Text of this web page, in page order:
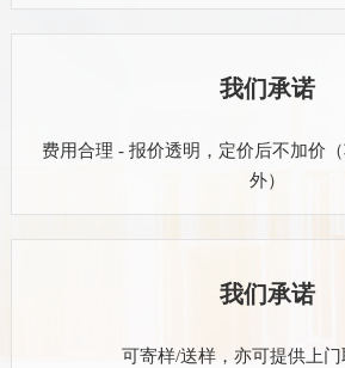
我们承诺
费用合理 - 报价透明，定价后不加价
外）
我们承诺
可寄样/送样，亦可提供上门